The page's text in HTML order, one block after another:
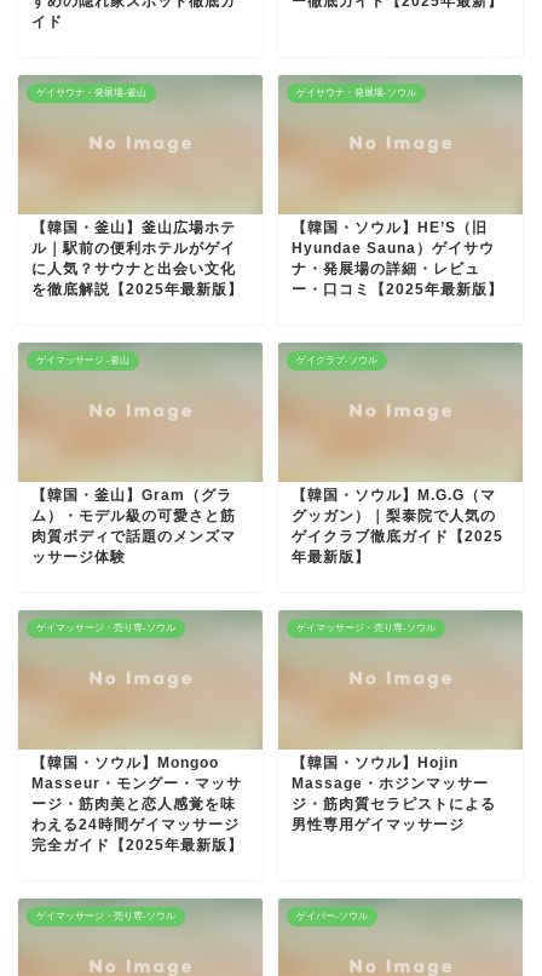
イド
ゲイサウナ・発展場-釜山
【韓国・釜山】釜山広場ホテ
ル｜駅前の便利ホテルがゲイ
に人気？サウナと出会い文化
を徹底解説【2025年最新版】
ゲイサウナ・発展場-ソウル
【韓国・ソウル】HE’S（旧
Hyundae Sauna）ゲイサウ
ナ・発展場の詳細・レビュ
ー・口コミ【2025年最新版】
ゲイマッサージ -釜山
【韓国・釜山】Gram（グラ
ム）・モデル級の可愛さと筋
肉質ボディで話題のメンズマ
ッサージ体験
ゲイクラブ-ソウル
【韓国・ソウル】M.G.G（マ
グッガン）｜梨泰院で人気の
ゲイクラブ徹底ガイド【2025
年最新版】
ゲイマッサージ・売り専-ソウル
【韓国・ソウル】Mongoo
Masseur・モングー・マッサ
ージ・筋肉美と恋人感覚を味
わえる24時間ゲイマッサージ
完全ガイド【2025年最新版】
ゲイマッサージ・売り専-ソウル
【韓国・ソウル】Hojin
Massage・ホジンマッサー
ジ・筋肉質セラピストによる
男性専用ゲイマッサージ
ゲイマッサージ・売り専-ソウル ゲイバー-ソウル